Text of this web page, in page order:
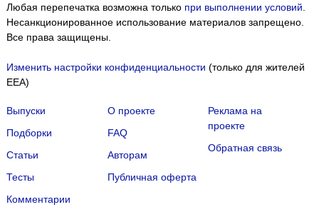
Любая перепечатка возможна только при выполнении условий
Несанкционированное использование материалов запрещено.
Все права защищены.
Изменить настройки конфиденциальности (только для жителей
EEA)
Выпуски
Подборки
Статьи
Тесты
Комментарии
О проекте
FAQ
Авторам
Публичная оферта
Реклама на
проекте
Обратная связь